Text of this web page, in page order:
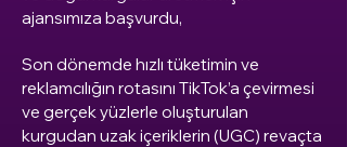
ajansımıza başvurdu,
Son dönemde hızlı tüketimin ve
reklamcılığın rotasını TikTok’a çevirmesi
ve gerçek yüzlerle oluşturulan
kurgudan uzak içeriklerin (UGC) revaçta